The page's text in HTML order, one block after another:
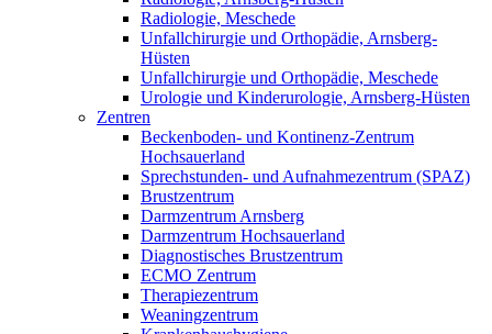
Radiologie, Meschede
Unfallchirurgie und Orthopädie, Arnsberg-
Hüsten
Unfallchirurgie und Orthopädie, Meschede
Urologie und Kinderurologie, Arnsberg-Hüsten
Zentren
Beckenboden- und Kontinenz-Zentrum
Hochsauerland
Sprechstunden- und Aufnahmezentrum (SPAZ)
Brustzentrum
Darmzentrum Arnsberg
Darmzentrum Hochsauerland
Diagnostisches Brustzentrum
ECMO Zentrum
Therapiezentrum
Weaningzentrum